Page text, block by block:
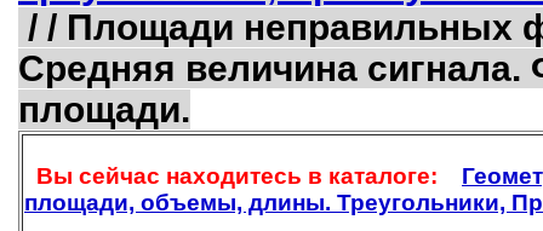
/ / Площади неправильных
Средняя величина
площади.
Вы сейчас находитесь в каталоге:
площади, объемы, длины. Треугольники,